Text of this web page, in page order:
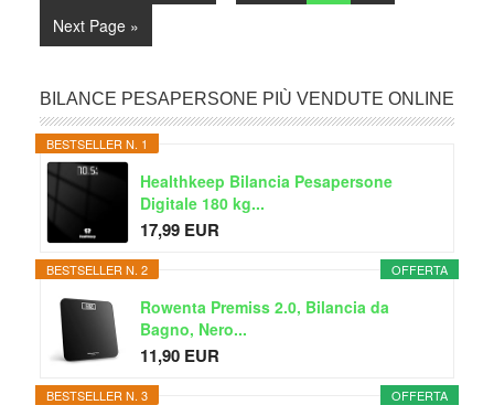
Go
to
Next Page »
Primary
Sidebar
BILANCE PESAPERSONE PIÙ VENDUTE ONLINE
BESTSELLER N. 1
Healthkeep Bilancia Pesapersone
Digitale 180 kg...
17,99 EUR
OFFERTA
BESTSELLER N. 2
Rowenta Premiss 2.0, Bilancia da
Bagno, Nero...
11,90 EUR
OFFERTA
BESTSELLER N. 3